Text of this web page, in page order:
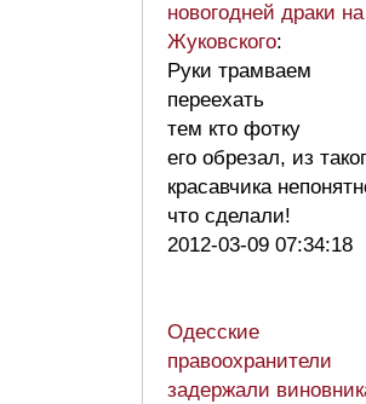
новогодней драки на
Жуковского:
Руки трамваем
переехать
тем кто фотку
его обрезал, из
красавчика
что сделали!
2012-03-09 07:34:18
Одесские
правоохранители
задержали